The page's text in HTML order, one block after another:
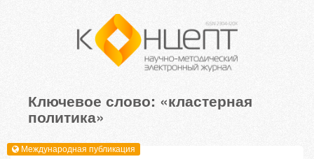
Ключевое слово: «кластерная
политика»
Международная публикация